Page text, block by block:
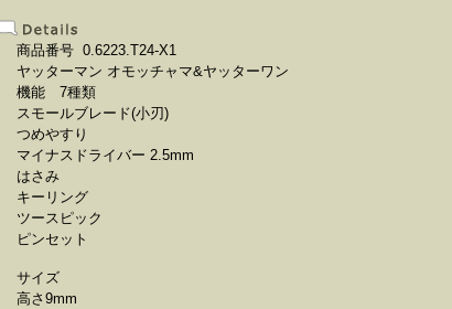
商品番号 0.6223.T24-X1
ヤッターマン オモッチャマ&ヤッターワン
機能 7種類
スモールブレード(小刃)
つめやすり
マイナスドライバー 2.5mm
はさみ
キーリング
ツースピック
ピンセット
サイズ
高さ9mm